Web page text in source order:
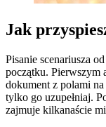
Jak
Pisanie scenariusza
początku. Pierwszym
dokument z polami
tylko go uzupełniaj.
zajmuje kilkanaście